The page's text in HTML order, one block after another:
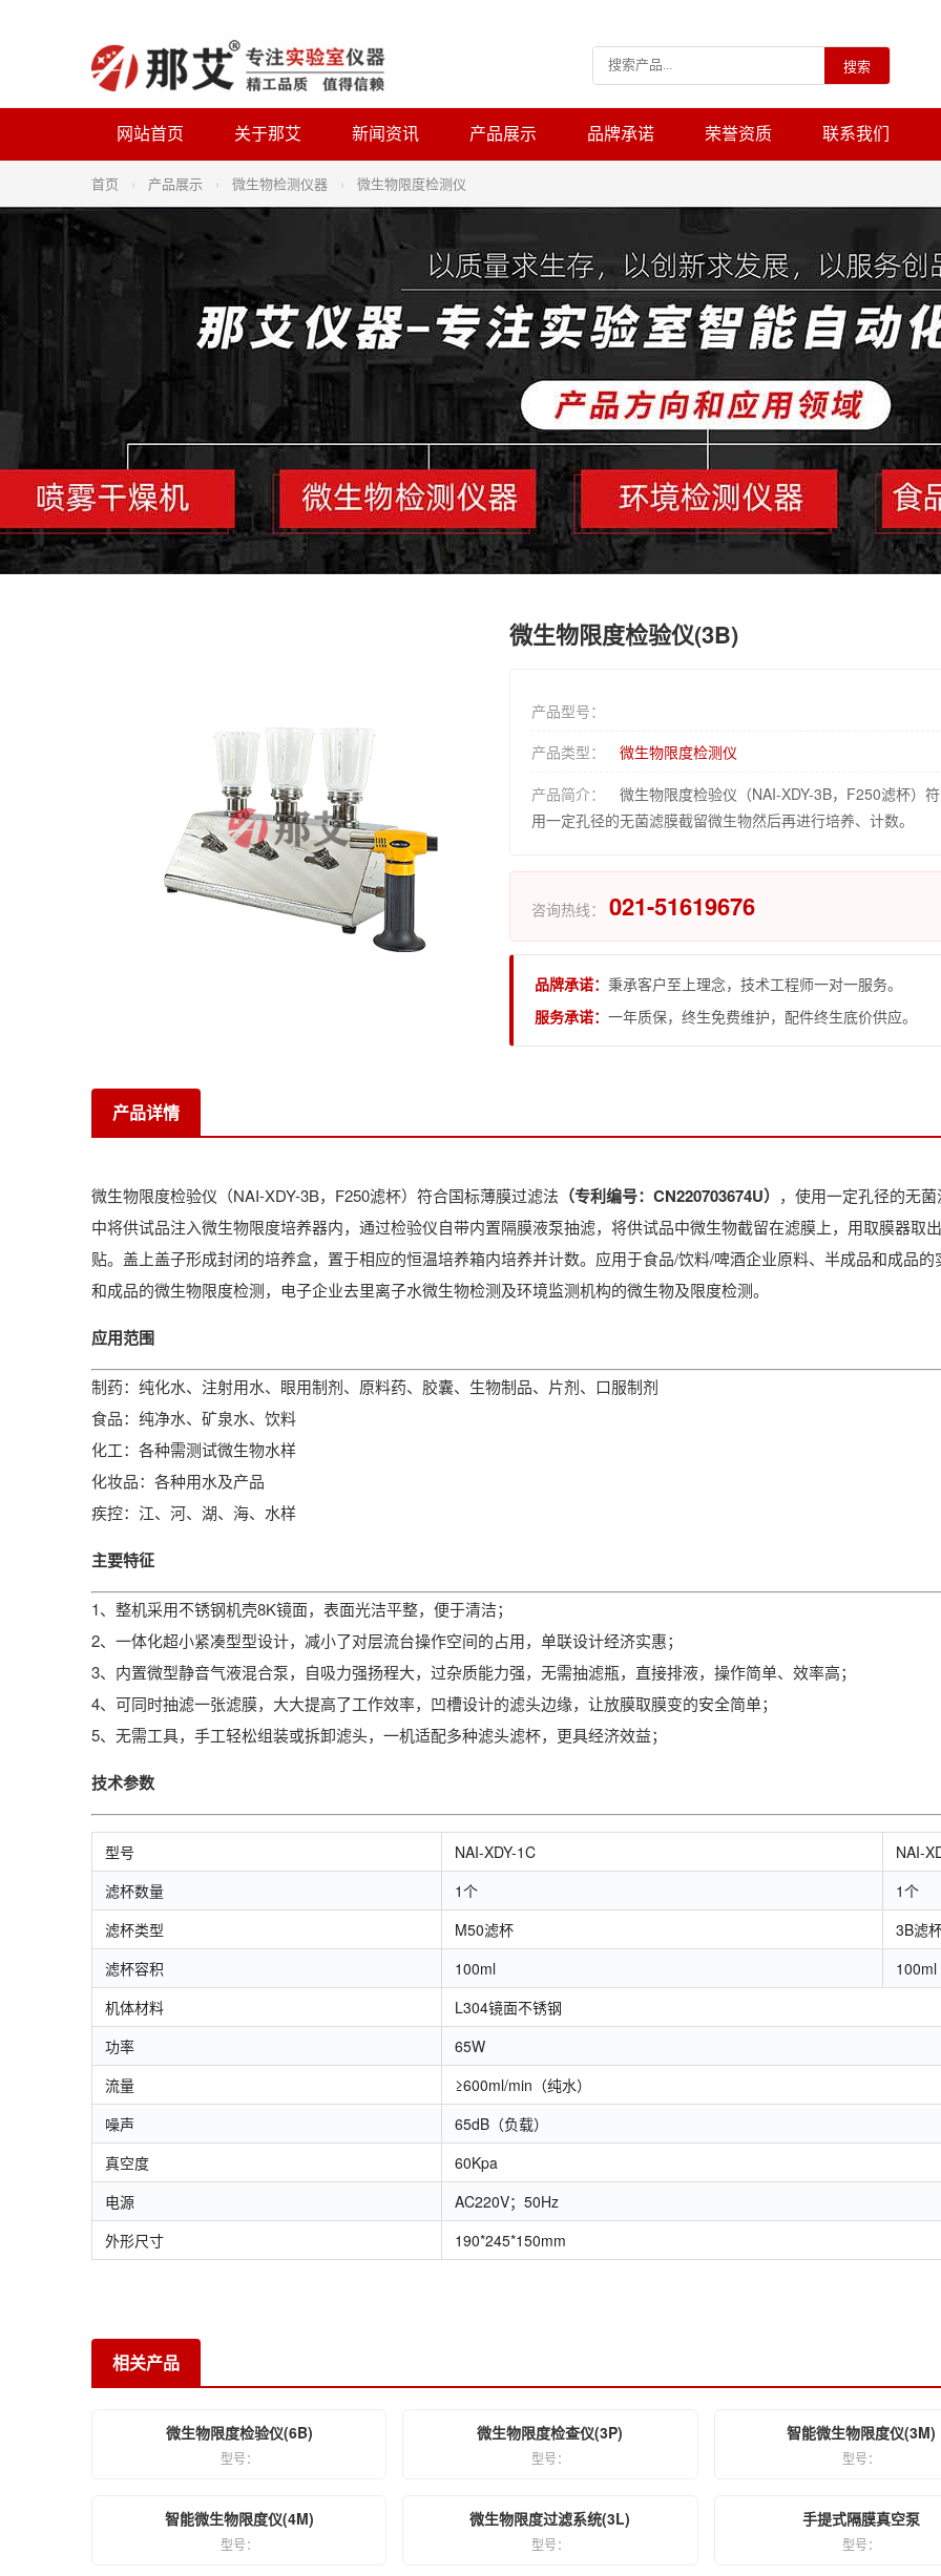
搜索
网站首页 关于那艾 新闻资讯 产品展示 品牌承诺 荣誉资质 联系我们
首页 › 产品展示 › 微生物检测仪器 › 微生物限度检测仪
微生物限度检验仪(3B)
产品型号：
产品类型：
微生物限度检测仪
产品简介：
微生物限度检验仪（NAI-XDY-3B，F250滤杯）
用一定孔径的无菌滤膜截留微生物然后再进行培养、计数。
咨询热线： 021-51619676
品牌承诺： 秉承客户至上理念，技术工程师一对一服务。
服务承诺： 一年质保，终生免费维护，配件终生底价供应。
产品详情
微生物限度检验仪（NAI-XDY-3B，F250滤杯）符合国标薄膜过滤法 （专利编号：CN220703674U） ，使用一定孔径的无
中将供试品注入微生物限度培养器内，通过检验仪自带内置隔膜液泵抽滤，将供试品中微生物截留在滤膜上，用取膜器取
贴。盖上盖子形成封闭的培养盒，置于相应的恒温培养箱内培养并计数。应用于食品/饮料/啤酒企业原料、半成品和成品
和成品的微生物限度检测，电子企业去里离子水微生物检测及环境监测机构的微生物及限度检测。
应用范围
制药：纯化水、注射用水、眼用制剂、原料药、胶囊、生物制品、片剂、口服制剂
食品：纯净水、矿泉水、饮料
化工：各种需测试微生物水样
化妆品：各种用水及产品
疾控：江、河、湖、海、水样
主要特征
1、整机采用不锈钢机壳8K镜面，表面光洁平整，便于清洁；
2、一体化超小紧凑型型设计，减小了对层流台操作空间的占用，单联设计经济实惠；
3、内置微型静音气液混合泵，自吸力强扬程大，过杂质能力强，无需抽滤瓶，直接排液，操作简单、效率高；
4、可同时抽滤一张滤膜，大大提高了工作效率，凹槽设计的滤头边缘，让放膜取膜变的安全简单；
5、无需工具，手工轻松组装或拆卸滤头，一机适配多种滤头滤杯，更具经济效益；
技术参数
型号 NAI-XDY-1C
NAI-
滤杯数量
1个
1个
滤杯类型
M50滤杯
3B滤
滤杯容积
100ml
100ml
机体材料
L304镜面不锈钢
功率
65W
流量
≥600ml/min（纯水）
噪声
65dB（负载）
真空度
60Kpa
电源
AC220V；50Hz
外形尺寸
190*245*150mm
相关产品
微生物限度检验仪(6B)
型号：
微生物限度检查仪(3P)
型号：
智能微生物限度仪(3M)
型号：
智能微生物限度仪(4M)
型号：
微生物限度过滤系统(3L)
型号：
手提式隔膜真空泵
型号：